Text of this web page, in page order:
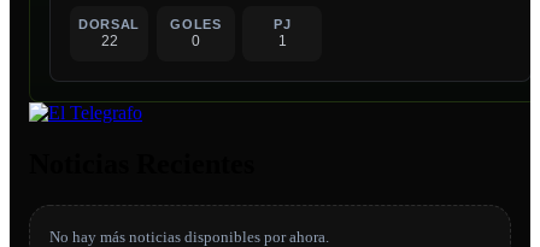
DORSAL
22
GOLES
0
PJ
1
No hay más noticias disponibles por ahora.